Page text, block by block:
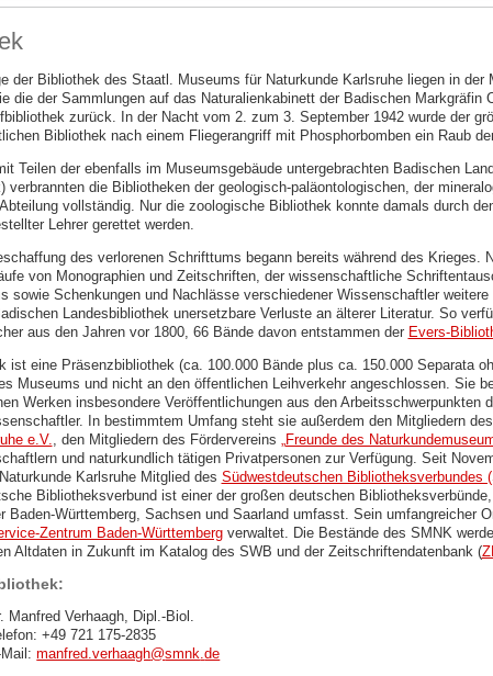
der Bibliothek des Staatl. Museums für Naturkunde Karlsruhe liegen in der
die der Sammlungen auf das Naturalienkabinett der Badischen Markgräfin
zurück. In der Nacht vom 2. zum 3. September 1942 wurde der
Bibliothek nach einem Fliegerangriff mit Phosphorbomben ein Raub
Teilen der ebenfalls im Museumsgebäude untergebrachten Badischen
verbrannten die Bibliotheken der geologisch-paläontologischen, der
vollständig. Nur die zoologische Bibliothek konnte damals durch
Lehrer gerettet werden.
des verlorenen Schrifttums begann bereits während des Krieges.
von Monographien und Zeitschriften, der wissenschaftliche
sowie Schenkungen und Nachlässe verschiedener Wissenschaftler
Landesbibliothek unersetzbare Verluste an älterer Literatur. So
aus den Jahren vor 1800, 66 Bände davon entstammen der Evers-
ist eine Präsenzbibliothek (ca. 100.000 Bände plus ca. 150.000 Separata
Museums und nicht an den öffentlichen Leihverkehr angeschlossen. Sie
Werken insbesondere Veröffentlichungen aus den Arbeitsschwerpunkten
In bestimmtem Umfang steht sie außerdem den Mitgliedern des
e.V.
, den Mitgliedern des Fördervereins „Freunde des
und naturkundlich tätigen Privatpersonen zur Verfügung. Seit
Karlsruhe Mitglied des Südwestdeutschen Bibliotheksverbundes
Bibliotheksverbund ist einer der großen deutschen
Baden-Württemberg, Sachsen und Saarland umfasst. Sein umfangreicher
Zentrum Baden-Württembergverwaltet. Die Bestände des SMNK
Altdaten in Zukunft im Katalog des SWB und der Zeitschriftendatenbank (
Manfred Verhaagh, Dipl.-Biol.
+49 721 175-2835
Mail:manfred.verhaagh@smnk.de